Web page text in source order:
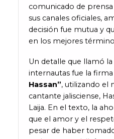
comunicado de
sus canales oficiales,
decisión fue mutua y
en los mejores
Un detalle que llamó
internautas fue la
Hassan”, utilizando el
cantante jalisciense,
Laija. En el texto, la
que el amor y el
pesar de haber